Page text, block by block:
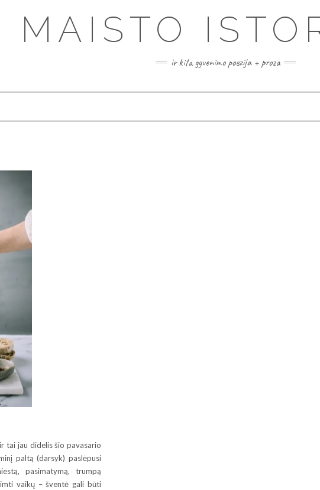
MAISTO
ir kita gyvenimo poezija + proza
tai jau didelis šio pavasario
paltą (darsyk) paslėpusi
pasimatymą, trumpą
vaikų – šventė gali būti